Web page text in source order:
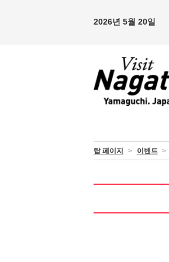
2026년 5월 20일
탑 페이지 > 이벤트 >